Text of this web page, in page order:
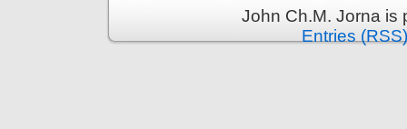
John Ch.M. Jorna
Entries (RSS)